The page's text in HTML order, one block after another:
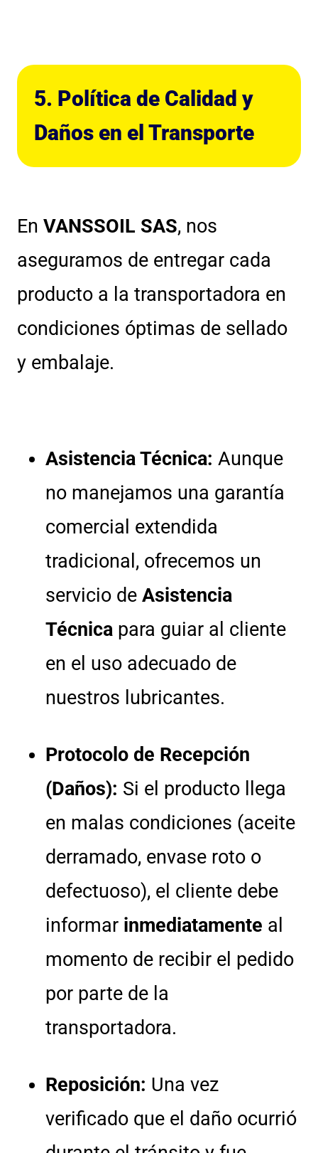
5. Política de Calidad y
Daños en el Transporte
En VANSSOIL SAS, nos
aseguramos de entregar cada
producto a la transportadora en
condiciones óptimas de sellado
y embalaje.
Asistencia Técnica: Aunque
no manejamos una garantía
comercial extendida
tradicional, ofrecemos un
servicio de Asistencia
Técnica para guiar al cliente
en el uso adecuado de
nuestros lubricantes.
Protocolo de Recepción
(Daños): Si el producto llega
en malas condiciones (aceite
derramado, envase roto o
defectuoso), el cliente debe
informar inmediatamente al
momento de recibir el pedido
por parte de la
transportadora.
Reposición: Una vez
verificado que el daño ocurrió